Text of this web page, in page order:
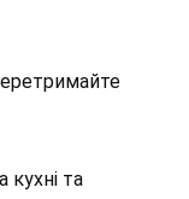
кухні та